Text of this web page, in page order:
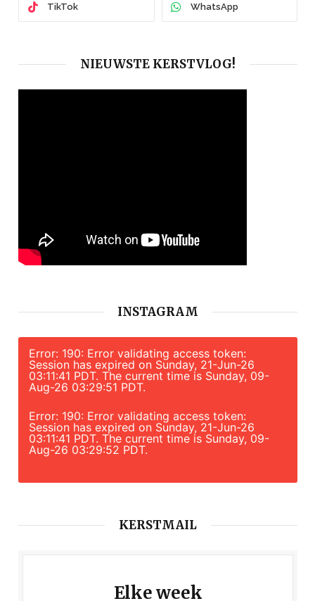
TikTok WhatsApp
NIEUWSTE KERSTVLOG!
INSTAGRAM
Error: 190: Error validating access token:
Session has expired on Sunday, 21-Jun-26
03:11:41 PDT. The current time is Sunday, 09-
Aug-26 03:29:51 PDT.
Error: 190: Error validating access token:
Session has expired on Sunday, 21-Jun-26
03:11:41 PDT. The current time is Sunday, 09-
Aug-26 03:29:52 PDT.
KERSTMAIL
Elke week